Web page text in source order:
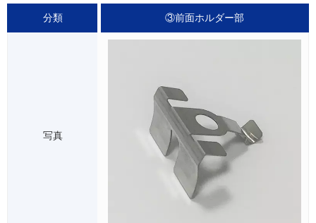
③前面ホルダー部